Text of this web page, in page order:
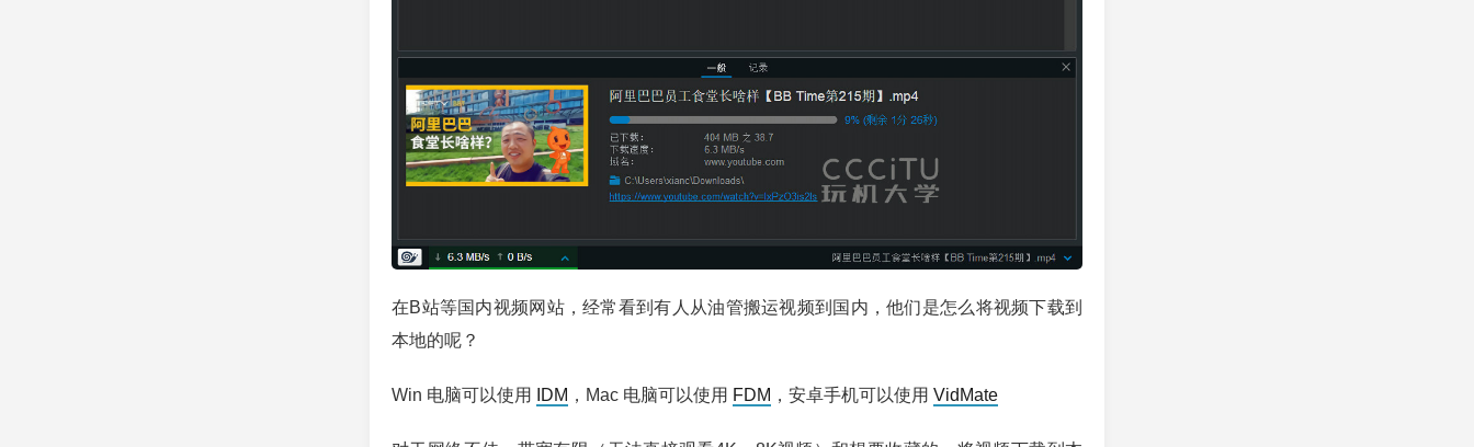
在B站等国内视频网站，经常看到有人从油管搬运视频到国内，他们是怎么将视频下载到
本地的呢？
Win 电脑可以使用 IDM ，Mac 电脑可以使用 FDM ，安卓手机可以使用 VidMate